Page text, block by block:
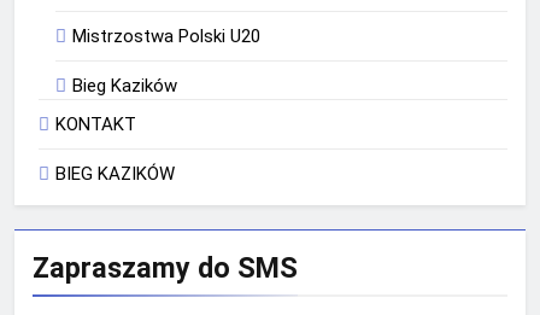
Mistrzostwa Polski U20
Bieg Kazików
KONTAKT
BIEG KAZIKÓW
Zapraszamy do SMS